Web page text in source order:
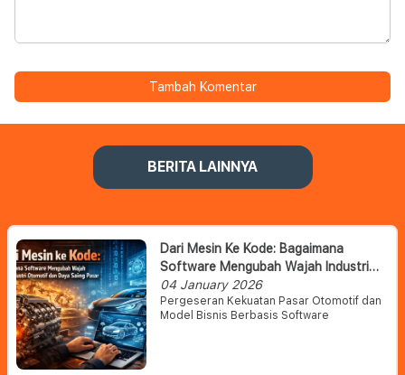
Tambah Komentar
BERITA LAINNYA
Dari Mesin Ke Kode: Bagaimana
Software Mengubah Wajah Industri
Otomotif Dan Daya Saing Pasar
04 January 2026
Pergeseran Kekuatan Pasar Otomotif dan
Model Bisnis Berbasis Software